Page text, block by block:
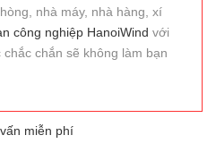
nhà máy, nhà hàng, xí
công nghiệp HanoiWind với
chắn sẽ không làm bạn
miễn phí